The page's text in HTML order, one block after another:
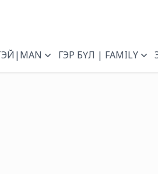
ГЭР БҮЛ | FAMILY